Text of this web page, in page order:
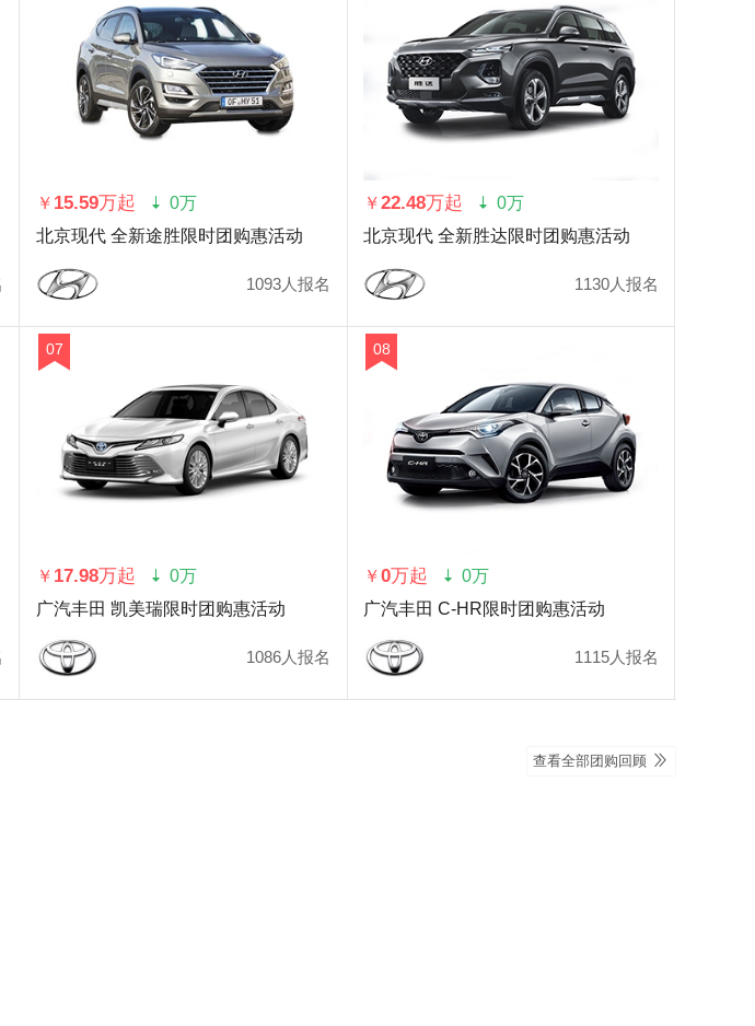
￥ 15.59万起
0万
北京现代 全新途胜限时团购惠活动
1093人报名
￥22.48万起
0万
北京现代 全新胜达限时团购惠活动
1130人报名
07
￥ 17.98万起
0万
广汽丰田 凯美瑞限时团购惠活动
1086人报名
08
￥0万起
0万
广汽丰田 C-HR限时团购惠活动
1115人报名
查看全部团购回顾